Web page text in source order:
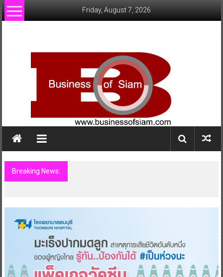
Skip
to
Friday, August 7, 2026
Breaking News: